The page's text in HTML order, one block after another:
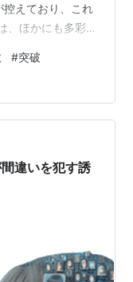
えており、これ
、ほかにも多彩な
ついて
」は、
アプリです。富
める「タップ・
#突破
違いを犯す誘